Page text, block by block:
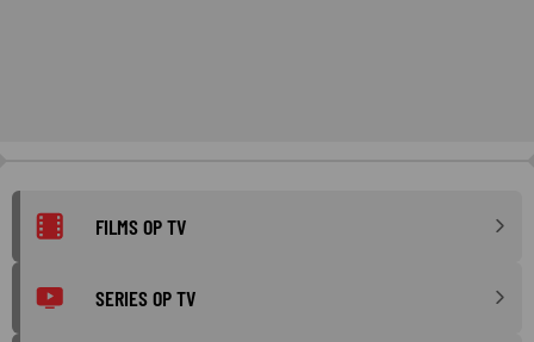
FILMS OP TV
SERIES OP TV